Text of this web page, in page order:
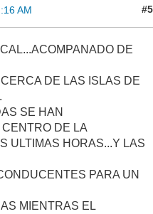
AM #5
DE
DE LAS ISLAS DE
SE HAN
DE LA
ULTIMAS HORAS...Y LAS
PARA UN
MIENTRAS EL